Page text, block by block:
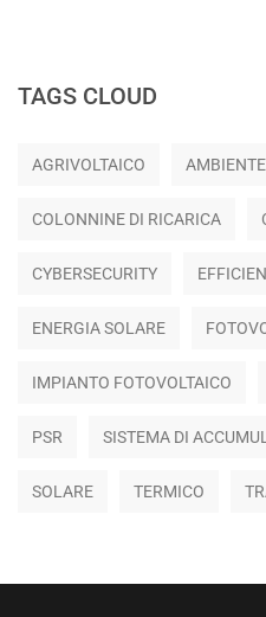
TAGS CLOUD
AGRIVOLTAICO AMBIENTE
COLONNINE DI RICARICA
CYBERSECURITY
ENERGIA SOLARE
IMPIANTO FOTOVOLTAICO
PSR SISTEMA DI
SOLARE TERMICO